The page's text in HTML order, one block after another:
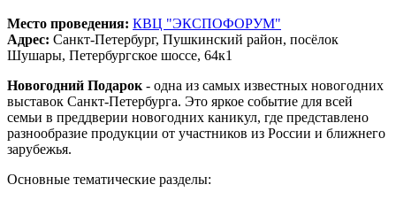
Место проведения: КВЦ "ЭКСПОФОРУМ"
Адрес: Санкт-Петербург, Пушкинский район, посёлок
Шушары, Петербургское шоссе, 64к1
Новогодний Подарок - одна из самых известных новогодних
выставок Санкт-Петербурга. Это яркое событие для всей
семьи в преддверии новогодних каникул, где представлено
разнообразие продукции от участников из России и ближнего
зарубежья.
Основные тематические разделы: